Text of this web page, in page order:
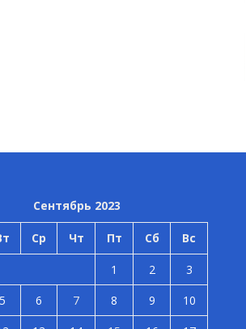
Сентябрь 2023
Ср Чт Пт Сб Вс
1 2
3
5 6 7 8 9
10